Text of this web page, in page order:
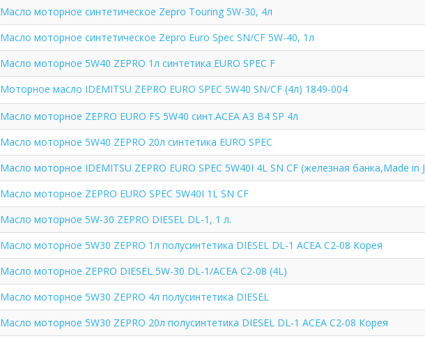
Масло моторное синтетическое Zepro Touring 5W-30, 4л
Масло моторное синтетическое Zepro Euro Spec SN/CF 5W-40, 1л
Масло моторное 5W40 ZEPRO 1л синтетика EURO SPEC F
Моторное масло IDEMITSU ZEPRO EURO SPEC 5W40 SN/CF (4л) 1849-004
Масло моторное ZEPRO EURO FS 5W40 синт.ACEA A3 B4 SP 4л
Масло моторное 5W40 ZEPRO 20л синтетика EURO SPEC
Масло моторное IDEMITSU ZEPRO EURO SPEC 5W40I 4L SN CF (железная банка,Made in J
Масло моторное ZEPRO EURO SPEC 5W40I 1L SN CF
Масло моторное 5W-30 ZEPRO DIESEL DL-1, 1 л.
Масло моторное 5W30 ZEPRO 1л полусинтетика DIESEL DL-1 ACEA C2-08 Корея
Масло моторное ZEPRO DIESEL 5W-30 DL-1/ACEA C2-08 (4L)
Масло моторное 5W30 ZEPRO 4л полусинтетика DIESEL
Масло моторное 5W30 ZEPRO 20л полусинтетика DIESEL DL-1 ACEA C2-08 Корея